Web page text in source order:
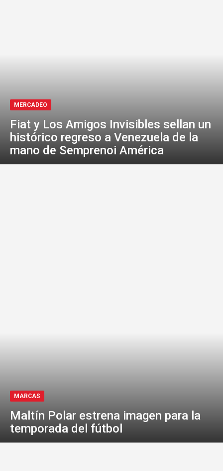
MERCADEO
Fiat y Los Amigos Invisibles sellan un
histórico regreso a Venezuela de la
mano de Semprenoi América
MARCAS
Maltín Polar estrena imagen para la
temporada del fútbol